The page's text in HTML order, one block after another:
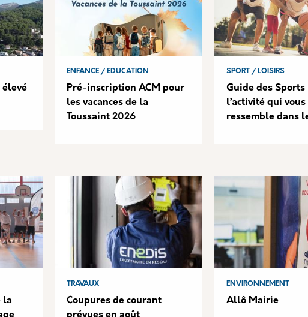
élevé
ENFANCE / EDUCATION
Pré-inscription ACM pour
les vacances de la
Toussaint 2026
SPORT / LOISIRS
Guide des Sports
l’activité qui vous
ressemble dans
la
TRAVAUX
Coupures de courant
ENVIRONNEMENT
Allô Mairie